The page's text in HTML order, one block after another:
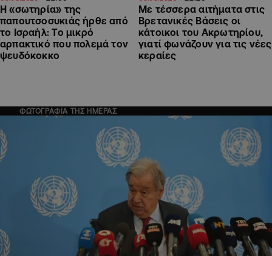
Η «σωτηρία» της
παπουτσοσυκιάς ήρθε από
το Ισραήλ: Το μικρό
αρπακτικό που πολεμά τον
ψευδόκοκκο
Με τέσσερα αιτήματα στις
Βρετανικές Βάσεις οι
κάτοικοι του Ακρωτηρίου,
γιατί φωνάζουν για τις νέες
κεραίες
ΦΩΤΟΓΡΑΦΙΑ ΤΗΣ ΗΜΕΡΑΣ